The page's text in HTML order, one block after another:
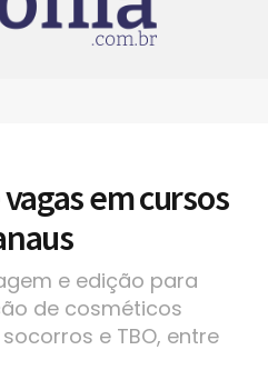
em cursos
e edição para
de cosméticos
e TBO, entre